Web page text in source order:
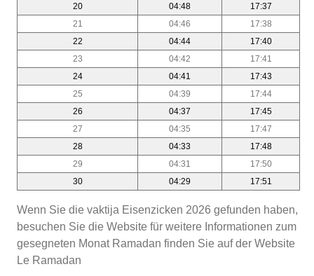
20
04:48
17:37
21
04:46
17:38
22
04:44
17:40
23
04:42
17:41
24
04:41
17:43
25
04:39
17:44
26
04:37
17:45
27
04:35
17:47
28
04:33
17:48
29
04:31
17:50
30
04:29 17:51
Wenn Sie die vaktija Eisenzicken 2026 gefunden haben,
besuchen Sie die Website für weitere Informationen zum
gesegneten Monat Ramadan finden Sie auf der Website
Le Ramadan